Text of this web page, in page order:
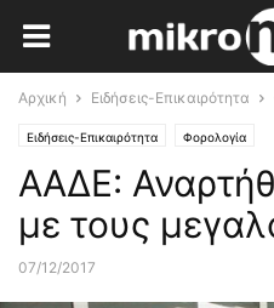
Αρχική Ειδήσεις-Επικαιρότητα
Ειδήσεις-Επικαιρότητα Φορολογία
ΑΑΔΕ:
με τους
07/12/2017